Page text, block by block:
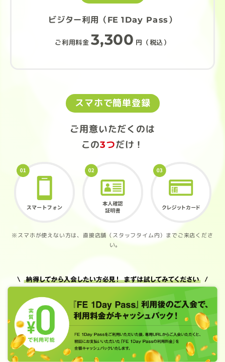
ビジター利用（FE 1Day Pass）
ご利用料金 3,300 円（税込）
スマホで簡単登録
ご用意いただくのは
この3つだけ！
※スマホが使えない方は、直接店舗（スタッフタイム内）までご来店くださ
い。